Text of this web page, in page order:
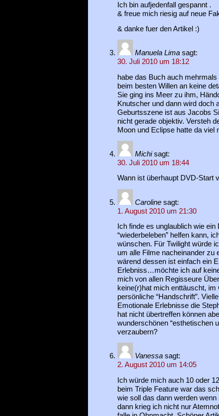
Ich bin aufjedenfall gespannt .
& freue mich riesig auf neue
& danke fuer den Artikel :)
Manuela Lima sagt:
30. Juli 2010 um 18:12
habe das Buch auch
beim besten Willen an keine
Sie ging ins Meer zu ihm,
Knutscher und dann wird doch
Geburtsszene ist aus Jacobs
nicht gerade objektiv. Versteh
Moon und Eclipse hatte da
Michi sagt:
30. Juli 2010 um 18:44
Wann ist überhaupt DVD-Start
Caroline sagt:
1. August 2010 um 21:30
Ich finde es unglaublich wie
“wiederbeleben” helfen kann,
wünschen. Für Twilight würde
um alle Filme nacheinander zu
wärend dessen ist einfach ein
Erlebniss…möchte ich auf
mich von allen Regisseure
keine(r)hat mich enttäuscht, im
persönliche “Handschrift”.
Emotionale Erlebnisse die
hat nicht übertreffen können
wunderschönen “esthetischen
verzaubern?
Vanessa sagt:
2. August 2010 um 14:05
Ich würde mich auch 10 oder
beim Triple Feature war das
wie soll das dann werden wenn
dann krieg ich nicht nur